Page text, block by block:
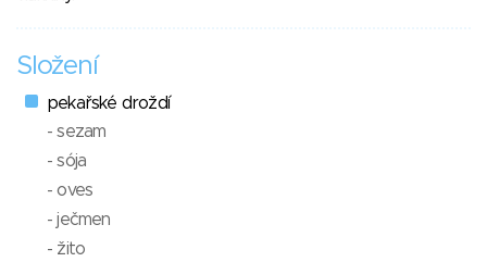
Složení
pekařské droždí
- sezam
- sója
- oves
- ječmen
- žito